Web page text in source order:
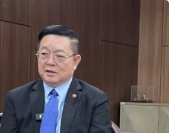
những lo ngại về
biển Hormuz